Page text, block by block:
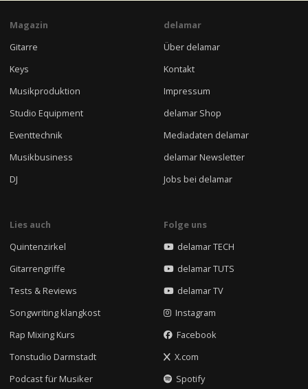
Magazin
Gitarre
Keys
Musikproduktion
Studio Equipment
Eventtechnik
Musikbusiness
DJ
delamar
Über delamar
Kontakt
Impressum
delamar Shop
Mediadaten delamar
delamar Newsletter
Jobs bei delamar
Lies auch
Quintenzirkel
Gitarrengriffe
Tests & Reviews
Songwriting klangkost
Rap Mixing Kurs
Tonstudio Darmstadt
Podcast für Musiker
Folge uns
delamar TECH
delamar TUTS
delamar TV
Instagram
Facebook
X.com
Spotify